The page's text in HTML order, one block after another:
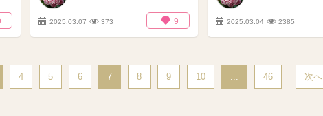
2025.03.07 373 9 2025.03.04 2385
4 5 6 7 8 9 10 ... 46 次へ